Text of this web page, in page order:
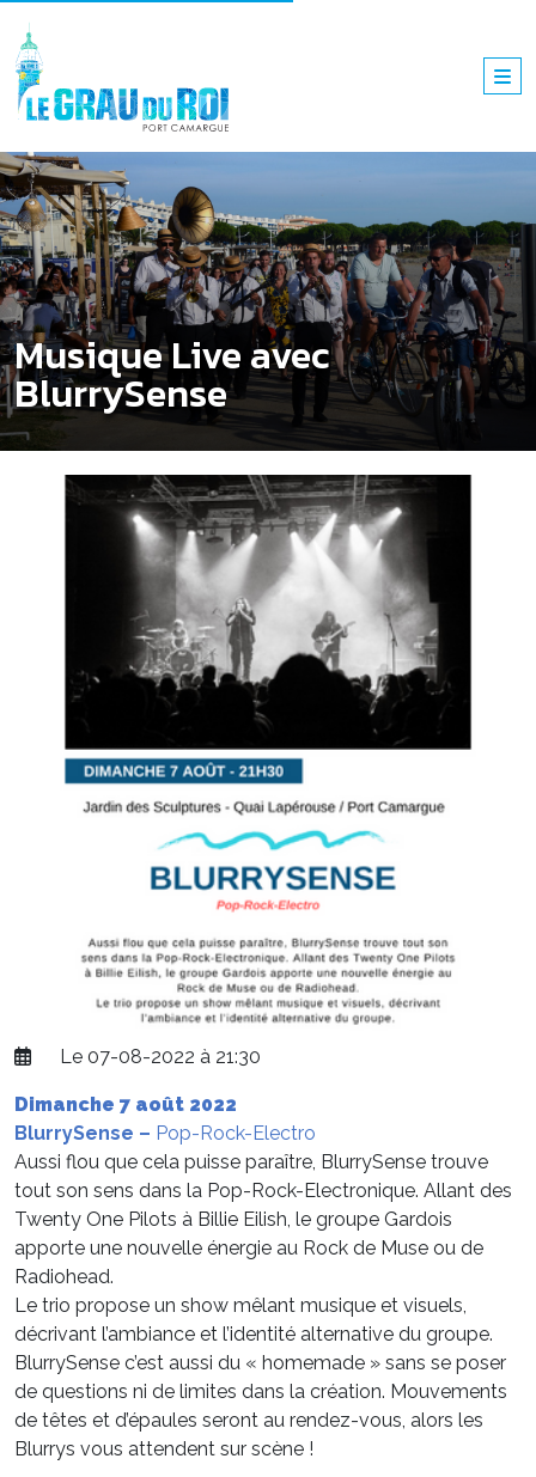
Musique Live avec
BlurrySense
Le 07-08-2022 à 21:30
Dimanche 7 août 2022
BlurrySense – Pop-Rock-Electro
Aussi flou que cela puisse paraître, BlurrySense trouve
tout son sens dans la Pop-Rock-Electronique. Allant des
Twenty One Pilots à Billie Eilish, le groupe Gardois
apporte une nouvelle énergie au Rock de Muse ou de
Radiohead.
Le trio propose un show mêlant musique et visuels,
décrivant l’ambiance et l’identité alternative du groupe.
BlurrySense c’est aussi du « homemade » sans se poser
de questions ni de limites dans la création. Mouvements
de têtes et d’épaules seront au rendez-vous, alors les
Blurrys vous attendent sur scène !